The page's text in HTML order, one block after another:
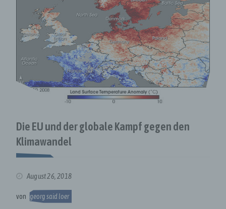
Die EU und der globale Kampf gegen den
Klimawandel
August 26, 2018
von georg said loer